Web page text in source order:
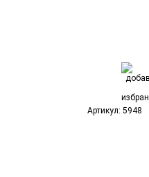
Артикул: 5948